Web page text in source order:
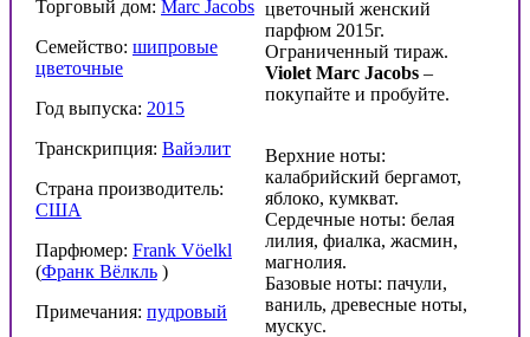
Торговый дом: Marc Jacobs
Семейство: шипровые
цветочные
Год выпуска: 2015
Транскрипция: Вайэлит
Страна производитель:
США
Парфюмер: Frank Vöelkl
(Франк Вёлкль )
Примечания: пудровый
цветочный женский
парфюм 2015г.
Ограниченный тираж.
Violet Marc Jacobs –
покупайте и пробуйте.
Верхние ноты:
калабрийский бергамот,
яблоко, кумкват.
Сердечные ноты: белая
лилия, фиалка, жасмин,
магнолия.
Базовые ноты: пачули,
ваниль, древесные ноты,
мускус.